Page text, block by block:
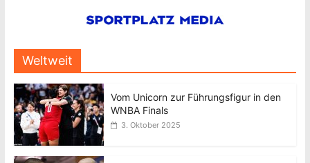
Weltweit
Vom Unicorn zur Führungsfigur in den
WNBA Finals
3. Oktober 2025